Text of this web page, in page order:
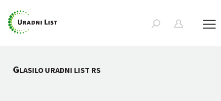
GLASILO URADNI LIST RS